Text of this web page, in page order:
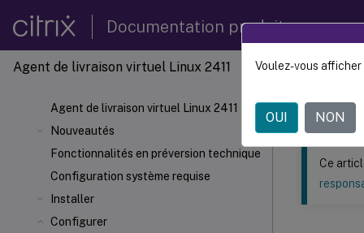
Documentation produit
Agent de livraison virtuel Linux 2411
Agent de livraison virtuel Linux 2411
Nouveautés
Fonctionnalités en préversion technique
Configuration système requise
Installer
Configurer
Ce contenu a
Agent
Ce
Voulez-vous
OUI NON